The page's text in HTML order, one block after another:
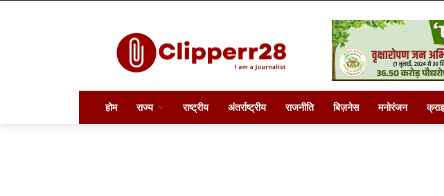
होम राज्य राष्ट्रीय अंतर्राष्ट्रीय राजनीति बिज़नेस मनोरंजन